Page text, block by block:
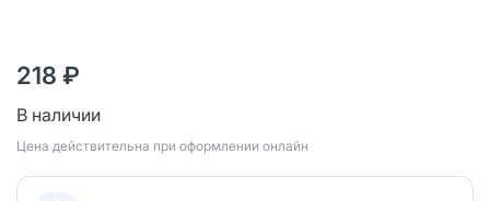
218 ₽
В наличии
Цена действительна при оформлении онлайн